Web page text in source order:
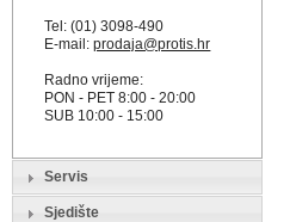
Tel: (01) 3098-490
E-mail:prodaja@protis.hr
Radno vrijeme:
PON - PET 8:00 - 20:00
SUB 10:00 - 15:00
Servis
Sjedište